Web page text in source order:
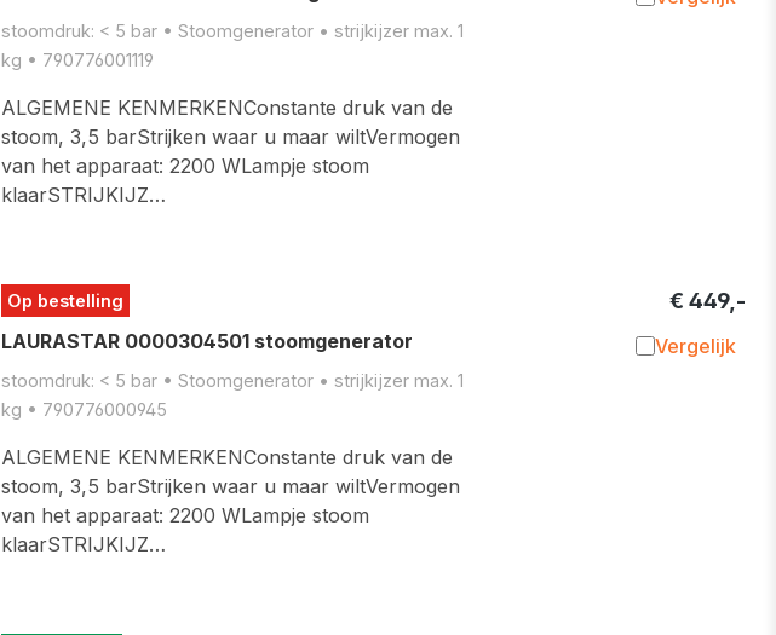
stoomdruk: < 5 bar • Stoomgenerator • strijkijzer max. 1
kg • 790776001119
ALGEMENE KENMERKENConstante druk van de
stoom, 3,5 barStrijken waar u maar wiltVermogen
van het apparaat: 2200 WLampje stoom
klaarSTRIJKIJZ…
Op bestelling
LAURASTAR 0000304501 stoomgenerator
stoomdruk: < 5 bar • Stoomgenerator • strijkijzer max. 1
kg • 790776000945
ALGEMENE KENMERKENConstante druk van de
stoom, 3,5 barStrijken waar u maar wiltVermogen
van het apparaat: 2200 WLampje stoom
klaarSTRIJKIJZ…
€ 449,-
Vergelijk